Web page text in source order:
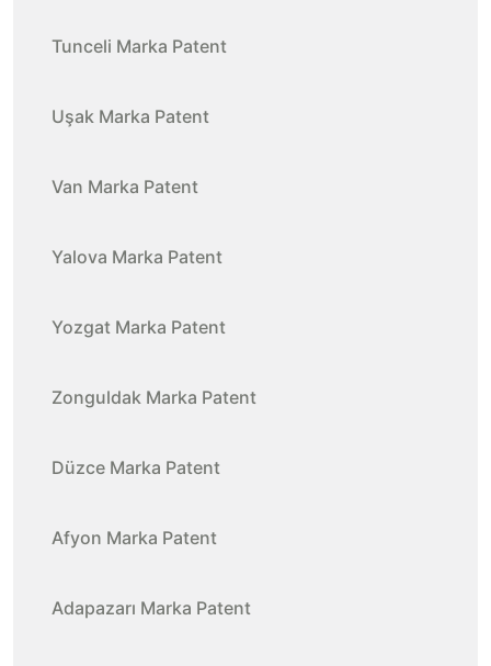
Tunceli Marka Patent
Uşak Marka Patent
Van Marka Patent
Yalova Marka Patent
Yozgat Marka Patent
Zonguldak Marka Patent
Düzce Marka Patent
Afyon Marka Patent
Adapazarı Marka Patent